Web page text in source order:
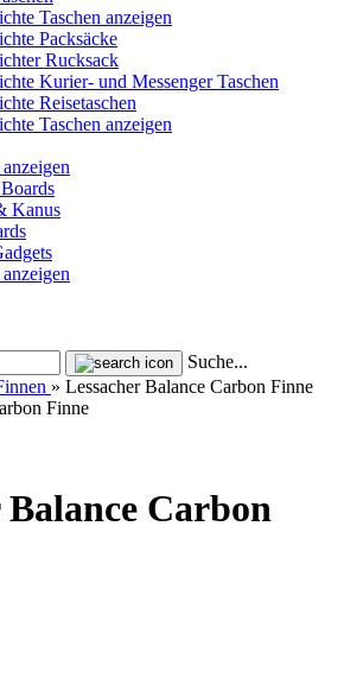
Taschen anzeigen
Packsäcke
Rucksack
Kurier- und Messenger Taschen
Reisetaschen
Taschen anzeigen
Kanus
Suche...
» Lessacher Balance Carbon Finne
Finne
Balance Carbon